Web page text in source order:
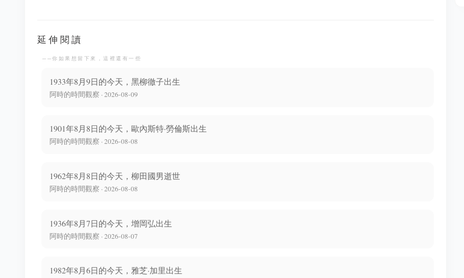
延伸閱讀
──你如果想留下來，這裡還有一些
1933年8月9日的今天，黑柳徹子出生
阿時的時間觀察 · 2026-08-09
1901年8月8日的今天，歐內斯特·勞倫斯出生
阿時的時間觀察 · 2026-08-08
1962年8月8日的今天，柳田國男逝世
阿時的時間觀察 · 2026-08-08
1936年8月7日的今天，增岡弘出生
阿時的時間觀察 · 2026-08-07
1982年8月6日的今天，雅芝·加里出生